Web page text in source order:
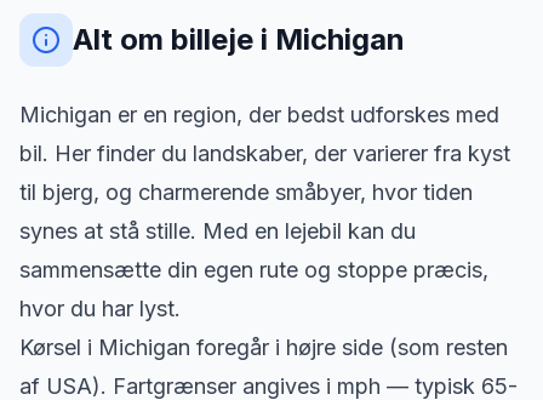
Alt om billeje i Michigan
Michigan er en region, der bedst udforskes med
bil. Her finder du landskaber, der varierer fra kyst
til bjerg, og charmerende småbyer, hvor tiden
synes at stå stille. Med en lejebil kan du
sammensætte din egen rute og stoppe præcis,
hvor du har lyst.
Kørsel i Michigan foregår i højre side (som resten
af USA). Fartgrænser angives i mph — typisk 65-